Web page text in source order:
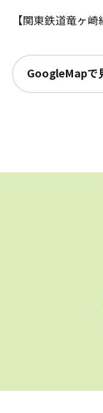
【関東鉄道竜ヶ
GoogleMapで